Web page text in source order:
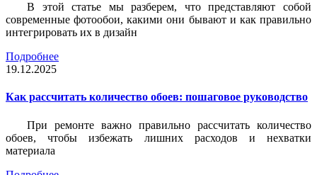
В этой статье мы разберем, что представляют собой
современные фотообои, какими они бывают и как правильно
интегрировать их в дизайн
Подробнее
19.12.2025
Как рассчитать количество обоев: пошаговое руководство
При ремонте важно правильно рассчитать количество
обоев, чтобы избежать лишних расходов и нехватки
материала